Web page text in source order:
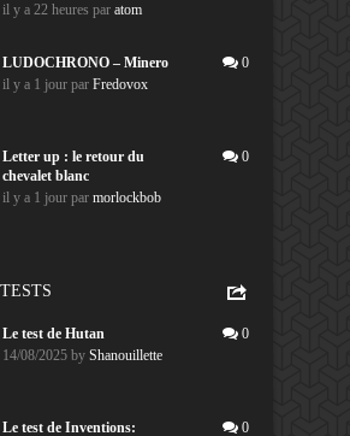
il y a 22 heures par atom
LUDOCHRONO – Minero
il y a 1 jour par Fredovox
0
Letter up : le retour du
chevalet blanc
il y a 1 jour par morlockbob
0
Le test de Hutan
14/08/2025 by Shanouillette
0
Le test de Inventions:
0